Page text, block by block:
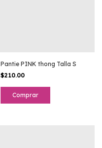
Pantie PINK thong Talla S
$210.00